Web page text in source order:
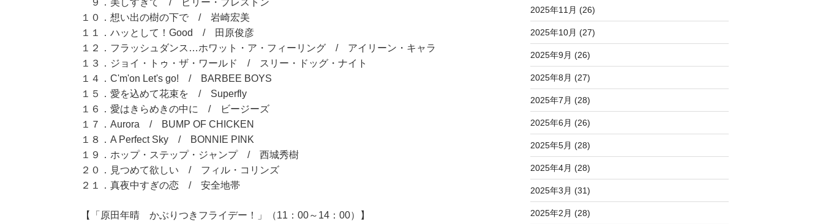
１０．想い出の樹の下で / 岩崎宏美
１１．ハッとして！Good / 田原俊彦
１２．フラッシュダンス…ホワット・ア・フィーリング / アイリーン・キャラ
１３．ジョイ・トゥ・ザ・ワールド / スリー・ドッグ・ナイト
１４．C'm'on Let's go! / BARBEE BOYS
１５．愛を込めて花束を / Superfly
１６．愛はきらめきの中に / ビージーズ
１７．Aurora / BUMP OF CHICKEN
１８．A Perfect Sky / BONNIE PINK
１９．ホップ・ステップ・ジャンプ / 西城秀樹
２０．見つめて欲しい / フィル・コリンズ
２１．真夜中すぎの恋 / 安全地帯
【「原田年晴 かぶりつきフライデー！」（11：00～14：00）】
2025年11月 (26)
2025年10月 (27)
2025年9月 (26)
2025年8月 (27)
2025年7月 (28)
2025年6月 (26)
2025年5月 (28)
2025年4月 (28)
2025年3月 (31)
2025年2月 (28)